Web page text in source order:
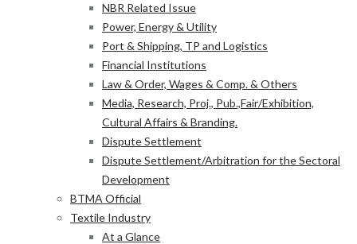
NBR Related Issue
Power, Energy & Utility
Port & Shipping, TP and Logistics
Financial Institutions
Law & Order, Wages & Comp. & Others
Media, Research, Proj., Pub.,Fair/Exhibition,
Cultural Affairs & Branding.
Dispute Settlement
Dispute Settlement/Arbitration for the Sectoral
Development
BTMA Official
Textile Industry
At a Glance